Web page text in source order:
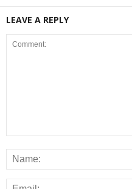
LEAVE A REPLY